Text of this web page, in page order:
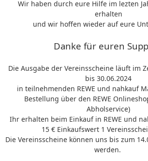
Wir haben durch eure Hilfe im lezten
erhalten
und wir hoffen wieder auf eure
Danke für euren
Die Ausgabe der Vereinsscheine läuft im
bis 30.06.2024
in teilnehmenden REWE und nahkauf
Bestellung über den REWE
Abholservice)
Ihr erhalten beim Einkauf in REWE und
15 € Einkaufswert 1
Die Vereinsscheine können uns bis zum
werden.